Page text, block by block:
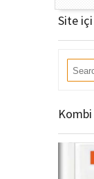
Site
Kombi
oynatıcı